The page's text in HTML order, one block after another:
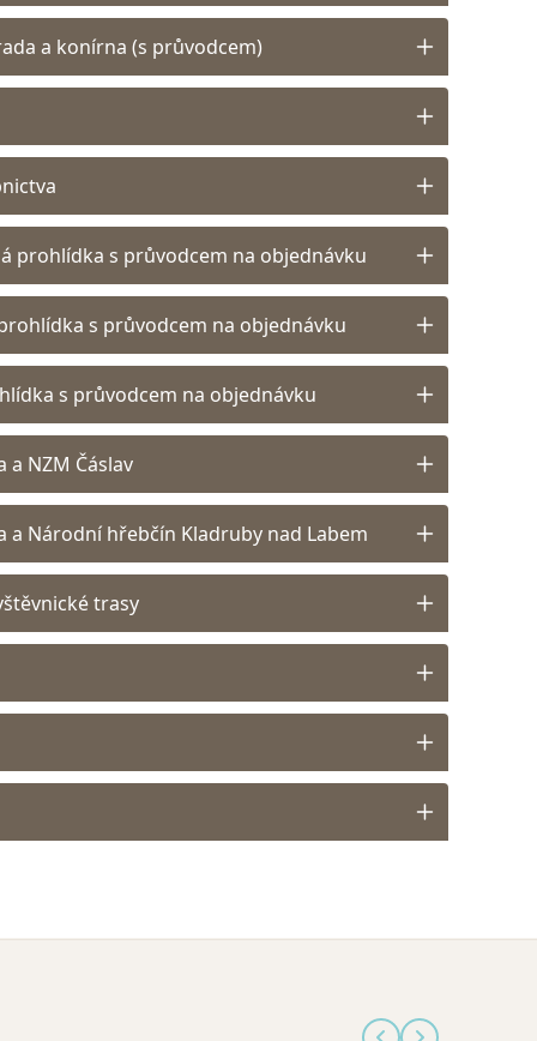
a konírna (s průvodcem)
prohlídka s průvodcem na objednávku
s průvodcem na objednávku
s průvodcem na objednávku
a NZM Čáslav
a Národní hřebčín Kladruby nad Labem
trasy